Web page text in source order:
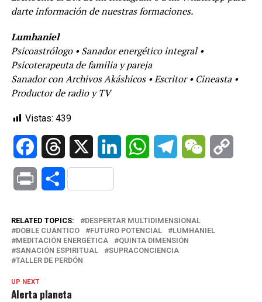
darte información de nuestras formaciones.
Lumhaniel
Psicoastrólogo • Sanador energético integral •
Psicoterapeuta de familia y pareja
Sanador con Archivos Akáshicos • Escritor • Cineasta •
Productor de radio y TV
Vistas: 439
FacebookThreads LinkedIn WhatsAppTelegramWeChat
Print Compartir
RELATED TOPICS:
DESPERTAR MULTIDIMENSIONAL
DOBLE CUÁNTICO
FUTURO POTENCIAL
LUMHANIEL
MEDITACIÓN ENERGÉTICA
QUINTA DIMENSIÓN
SANACIÓN ESPIRITUAL
SUPRACONCIENCIA
TALLER DE PERDÓN
UP NEXT
Alerta planeta